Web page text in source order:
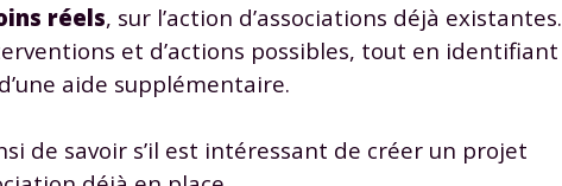
réels, sur l’action d’associations déjà existantes.
et d’actions possibles, tout en identifiant
aide supplémentaire.
de savoir s’il est intéressant de créer un projet